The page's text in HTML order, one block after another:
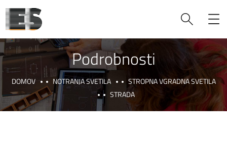
Podrobnosti
DOMOV NOTRANJA SVETILA
STROPNA VGRADNA SVETILA
STRADA